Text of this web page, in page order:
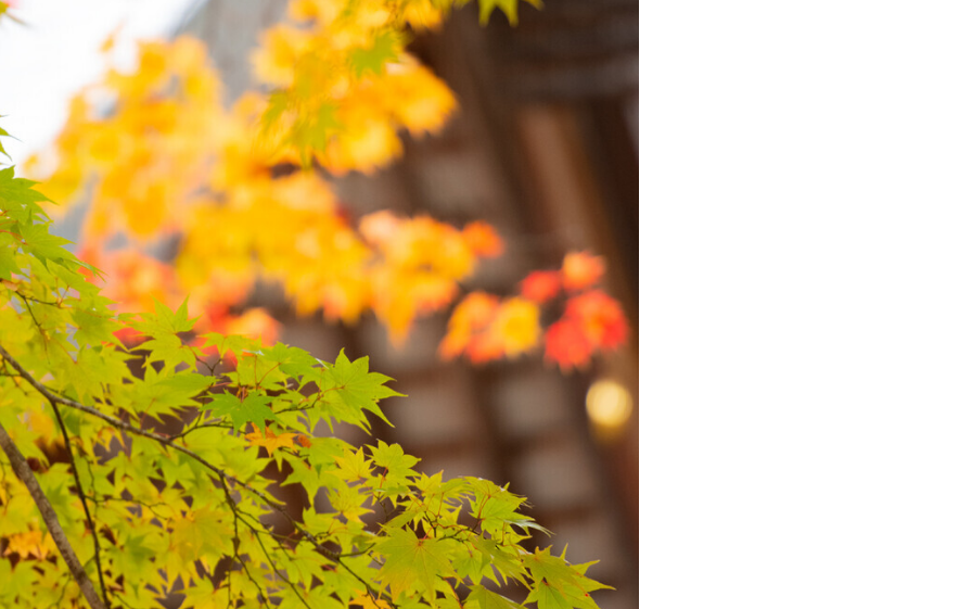
ュニティ【北海道オンラインアジト】
メディア取材受付口はこちら
ティ【北海道オンラインアジト】